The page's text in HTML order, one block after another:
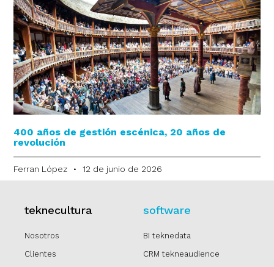
400 años de gestión escénica, 20 años de
revolución
Ferran López 12 de junio de 2026
teknecultura
Nosotros
Clientes
software
BI teknedata
CRM tekneaudience